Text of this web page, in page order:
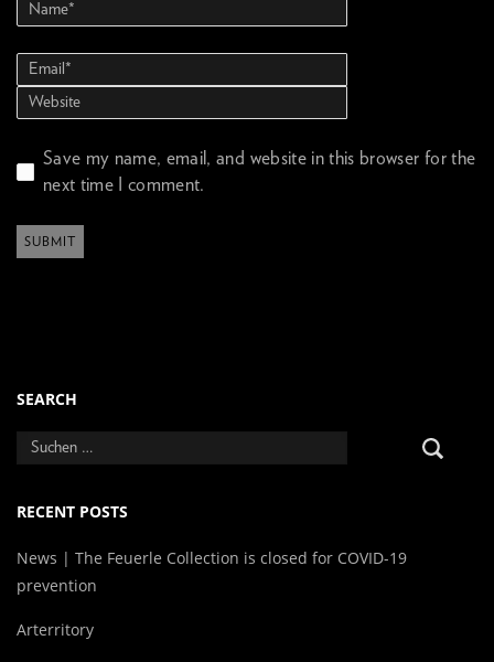
Save my name, email, and website in this browser for the
next time I comment.
SEARCH
RECENT POSTS
News | The Feuerle Collection is closed for COVID-19
prevention
Arterritory